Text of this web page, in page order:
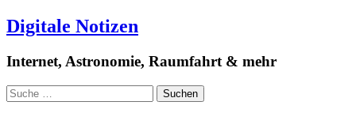
Digitale Notizen
Internet, Astronomie, Raumfahrt & mehr